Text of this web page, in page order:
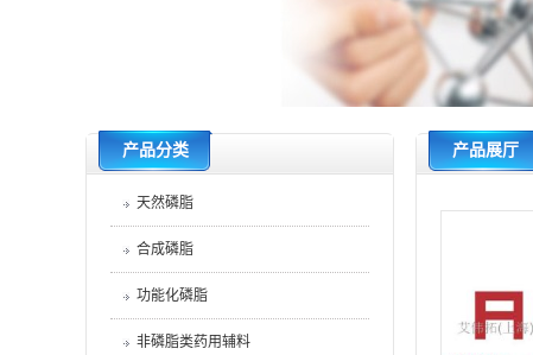
产品分类
天然磷脂
合成磷脂
功能化磷脂
非磷脂类药用辅料
产品展厅